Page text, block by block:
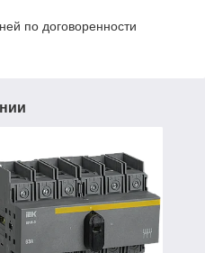
по договоренности